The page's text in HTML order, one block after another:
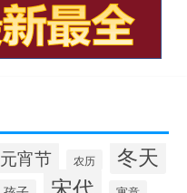
元宵节 农历 冬天